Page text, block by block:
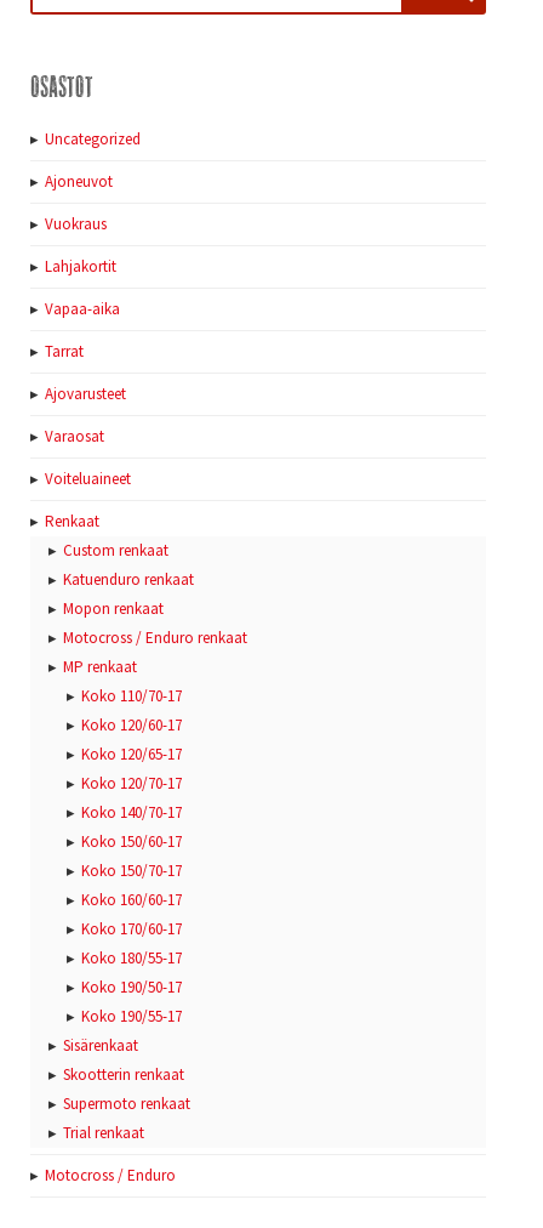
Osastot
Uncategorized
Ajoneuvot
Vuokraus
Lahjakortit
Vapaa-aika
Tarrat
Ajovarusteet
Varaosat
Voiteluaineet
Renkaat
Custom renkaat
Katuenduro renkaat
Mopon renkaat
Motocross / Enduro renkaat
MP renkaat
Koko 110/70-17
Koko 120/60-17
Koko 120/65-17
Koko 120/70-17
Koko 140/70-17
Koko 150/60-17
Koko 150/70-17
Koko 160/60-17
Koko 170/60-17
Koko 180/55-17
Koko 190/50-17
Koko 190/55-17
Sisärenkaat
Skootterin renkaat
Supermoto renkaat
Trial renkaat
Motocross / Enduro